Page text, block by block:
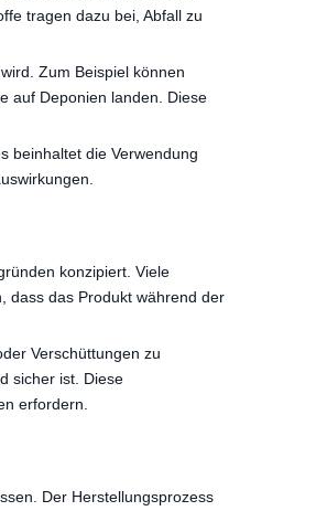
tragen dazu bei, Abfall zu
Zum Beispiel können
auf Deponien landen. Diese
beinhaltet die Verwendung
konzipiert. Viele
dass das Produkt während der
Verschüttungen zu
sicher ist. Diese
erfordern.
Der Herstellungsprozess